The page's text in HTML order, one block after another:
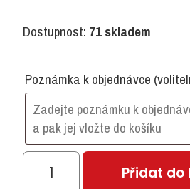
Dostupnost: 71 skladem
Poznámka k objednávce
Košík
Přidat do